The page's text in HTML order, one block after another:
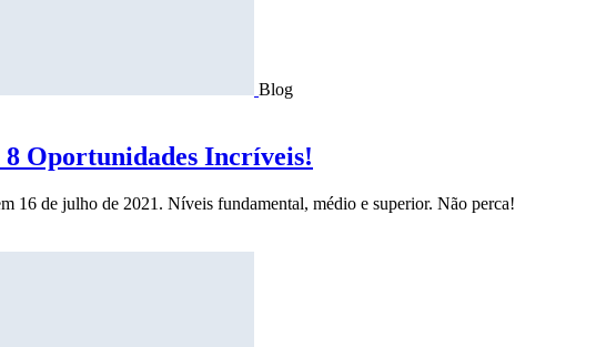
Blog
Oportunidades Incríveis!
16 de julho de 2021. Níveis fundamental, médio e superior. Não perca!